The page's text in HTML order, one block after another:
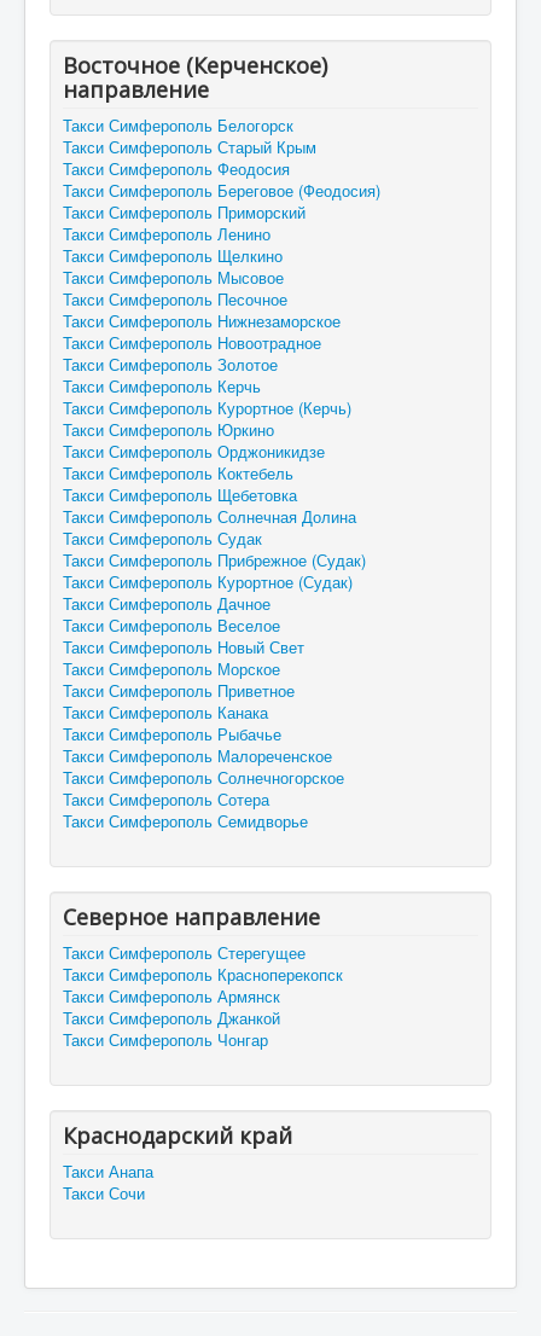
Восточное (Керченское)
направление
Такси Симферополь Белогорск
Такси Симферополь Старый Крым
Такси Симферополь Феодосия
Такси Симферополь Береговое (Феодосия)
Такси Симферополь Приморский
Такси Симферополь Ленино
Такси Симферополь Щелкино
Такси Симферополь Мысовое
Такси Симферополь Песочное
Такси Симферополь Нижнезаморское
Такси Симферополь Новоотрадное
Такси Симферополь Золотое
Такси Симферополь Керчь
Такси Симферополь Курортное (Керчь)
Такси Симферополь Юркино
Такси Симферополь Орджоникидзе
Такси Симферополь Коктебель
Такси Симферополь Щебетовка
Такси Симферополь Солнечная Долина
Такси Симферополь Судак
Такси Симферополь Прибрежное (Судак)
Такси Симферополь Курортное (Судак)
Такси Симферополь Дачное
Такси Симферополь Веселое
Такси Симферополь Новый Свет
Такси Симферополь Морское
Такси Симферополь Приветное
Такси Симферополь Канака
Такси Симферополь Рыбачье
Такси Симферополь Малореченское
Такси Симферополь Солнечногорское
Такси Симферополь Сотера
Такси Симферополь Семидворье
Северное направление
Такси Симферополь Стерегущее
Такси Симферополь Красноперекопск
Такси Симферополь Армянск
Такси Симферополь Джанкой
Такси Симферополь Чонгар
Краснодарский край
Такси Анапа
Такси Сочи